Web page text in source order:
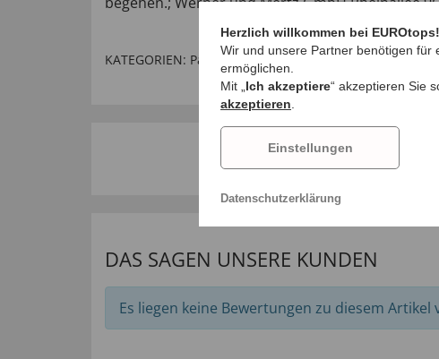
KATEGORIEN: Partnerangebote,Reinigungsmittel,
DAS SAGEN UNSERE KUNDEN
Es liegen keine Bewertungen zu diesem Artikel
Herzlich willkommen bei EUROtops!
Wir und unsere Partner benötigen für
ermöglichen.
Mit „ Ich akzeptiere“ akzeptieren Sie
akzeptieren
Einstellungen
Datenschutzerklärung